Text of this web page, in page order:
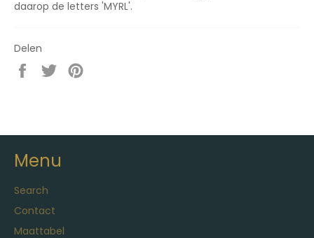
daarop de letters 'MYRL'.
Delen
Delen
op
Twitteren
op
Menu
Search
Contact
Maattabel